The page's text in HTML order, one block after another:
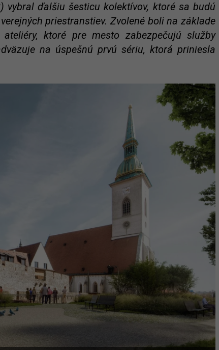
vybral ďalšiu šesticu kolektívov, ktoré sa budú
priestranstiev. Zvolené boli na základe
ktoré pre mesto zabezpečujú služby
na úspešnú prvú sériu, ktorá priniesla